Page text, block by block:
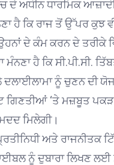
ਅਧੀਨ ਧਾਰਮਿਕ ਆਜ਼ਾਦੀ
ਹੈ ਕਿ ਰਾਜ ਤੋਂ ਉੱਪਰ ਕੁਝ
ਦੇ ਕੰਮ ਕਰਨ ਦੇ ਤਰੀਕੇ
ਮੰਨਣਾ ਹੈ ਕਿ ਸੀ.ਪੀ.ਸੀ.
ਨੂੰ ਚੁਣਨ ਦੀ
ਗਿਣਤੀਆਂ ‘ਤੇ ਮਜ਼ਬੂਤ
ਮਿਲੇਗੀ।
ਅਤੇ ਰਾਜਨੀਤਕ
ਨੂੰ ਦੁਬਾਰਾ ਲਿਖਣ ਲਈ